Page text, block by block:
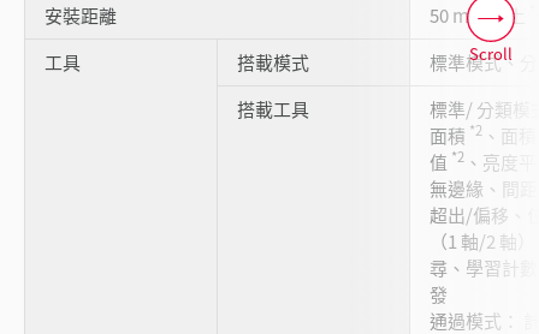
安裝距離
50 mm 以上
工具 搭載模式
標準模式、
搭載工具
標準/ 分類模
面積 *2 、面積
值 *2 、亮度
無邊緣、間
超出/偏移、
（1 軸/2 軸
尋、學習計
發
通過模式：
Scroll